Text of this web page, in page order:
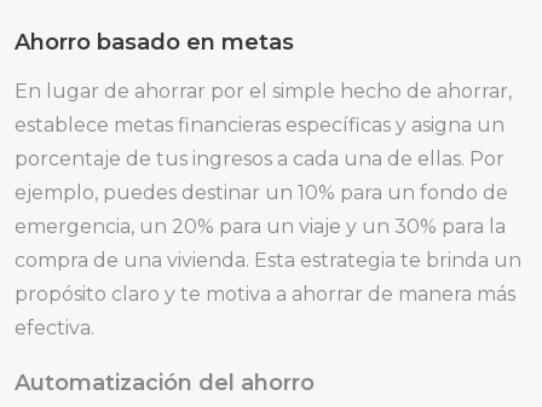
Ahorro basado en metas
En lugar de ahorrar por el simple hecho de ahorrar,
establece metas financieras específicas y asigna un
porcentaje de tus ingresos a cada una de ellas. Por
ejemplo, puedes destinar un 10% para un fondo de
emergencia, un 20% para un viaje y un 30% para la
compra de una vivienda. Esta estrategia te brinda un
propósito claro y te motiva a ahorrar de manera más
efectiva.
Automatización del ahorro